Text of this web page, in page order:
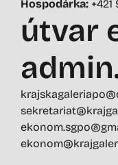
Hospodárka: +421
útvar